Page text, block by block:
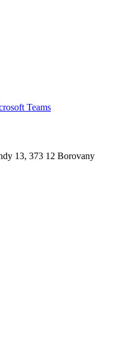
13, 373 12 Borovany